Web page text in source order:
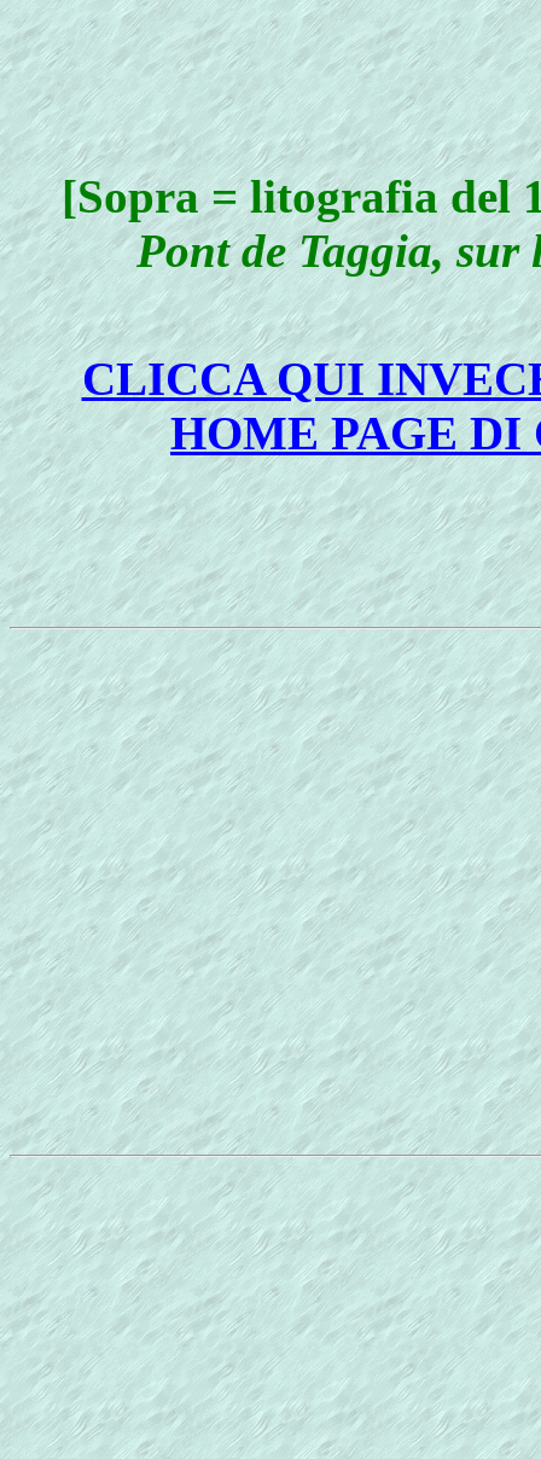
[Sopra = litografia del
Pont de Taggia, sur
CLICCA QUI
HOME PAGE DI